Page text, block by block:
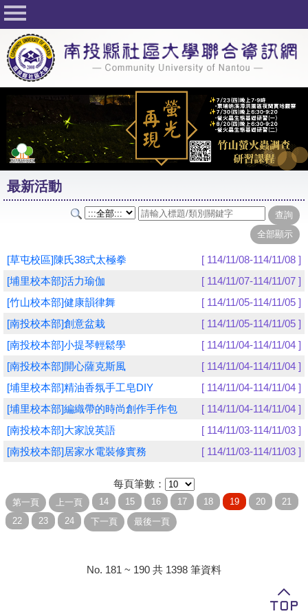
回首頁
關於社大
公佈欄
行事曆
最新活動
活動花絮
課程一覽表
志工與社團
友站連結
網路選課
學員專區
教師專區
評委專區
最新活動
[草屯校區]陳氏38式太極拳
[ 114/11/08-114/11/08 ]
[埔里校本部]活力瑜伽
[ 114/11/07-114/11/07 ]
[竹山校本部]健康韻律舞
[ 114/11/05-114/11/05 ]
[南投校本部]創意盆栽
[ 114/11/05-114/11/05 ]
[南投校本部]小提琴輕鬆學
[ 114/11/04-114/11/04 ]
[南投校本部]開心薩克斯風
[ 114/11/04-114/11/04 ]
[埔里校本部]精油香氛手工皂DIY
[ 114/11/04-114/11/04 ]
[埔里校本部]編織帶的時尚創作手作包
[ 114/11/04-114/11/04 ]
[南投校本部]大家說英語
[ 114/11/03-114/11/03 ]
[南投校本部]居家水電裝修實務
[ 114/11/03-114/11/03 ]
每頁筆數：
No. 181 ~ 190 共 1398 筆資料